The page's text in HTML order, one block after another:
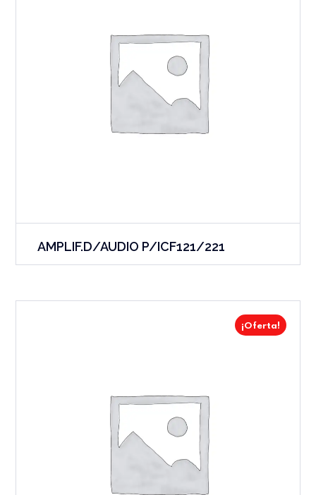
AMPLIF.D/AUDIO P/ICF121/221
¡Oferta!